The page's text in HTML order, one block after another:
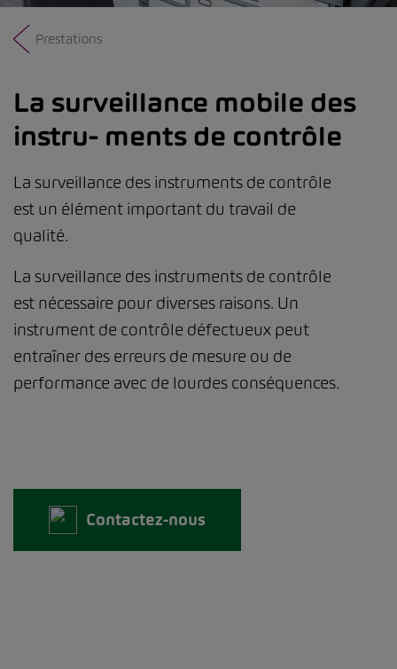
Prestations
La surveillance mobile des
instru- ments de contrôle
La surveillance des instruments de contrôle
est un élément important du travail de
qualité.
La surveillance des instruments de contrôle
est nécessaire pour diverses raisons. Un
instrument de contrôle défectueux peut
entraîner des erreurs de mesure ou de
performance avec de lourdes conséquences.
Contactez-nous